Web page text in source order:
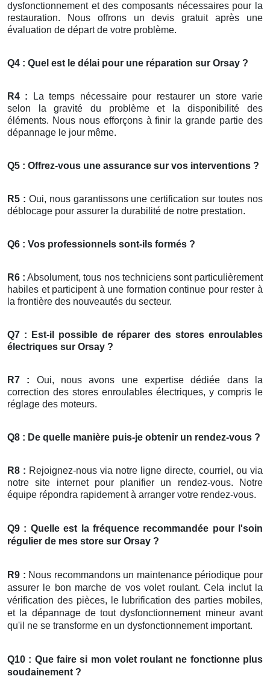
dysfonctionnement et des composants nécessaires pour la
restauration. Nous offrons un devis gratuit après une
évaluation de départ de votre problème.
Q4 : Quel est le délai pour une réparation sur Orsay ?
R4 : La temps nécessaire pour restaurer un store varie
selon la gravité du problème et la disponibilité des
éléments. Nous nous efforçons à finir la grande partie des
dépannage le jour même.
Q5 : Offrez-vous une assurance sur vos interventions ?
R5 : Oui, nous garantissons une certification sur toutes nos
déblocage pour assurer la durabilité de notre prestation.
Q6 : Vos professionnels sont-ils formés ?
R6 : Absolument, tous nos techniciens sont particulièrement
habiles et participent à une formation continue pour rester à
la frontière des nouveautés du secteur.
Q7 : Est-il possible de réparer des stores enroulables
électriques sur Orsay ?
R7 : Oui, nous avons une expertise dédiée dans la
correction des stores enroulables électriques, y compris le
réglage des moteurs.
Q8 : De quelle manière puis-je obtenir un rendez-vous ?
R8 : Rejoignez-nous via notre ligne directe, courriel, ou via
notre site internet pour planifier un rendez-vous. Notre
équipe répondra rapidement à arranger votre rendez-vous.
Q9 : Quelle est la fréquence recommandée pour l'soin
régulier de mes store sur Orsay ?
R9 : Nous recommandons un maintenance périodique pour
assurer le bon marche de vos volet roulant. Cela inclut la
vérification des pièces, le lubrification des parties mobiles,
et la dépannage de tout dysfonctionnement mineur avant
qu'il ne se transforme en un dysfonctionnement important.
Q10 : Que faire si mon volet roulant ne fonctionne plus
soudainement ?